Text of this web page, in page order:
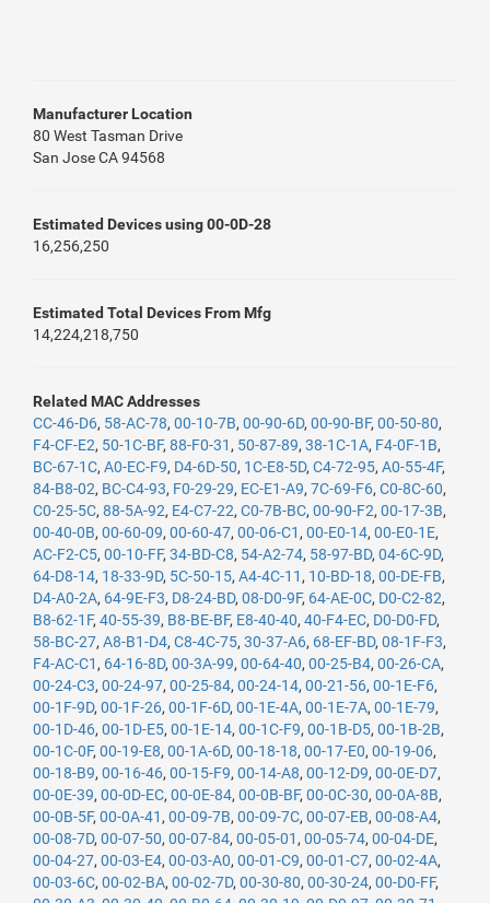
Manufacturer Location
80 West Tasman Drive
San Jose CA 94568
Estimated Devices using 00-0D-28
16,256,250
Estimated Total Devices From Mfg
14,224,218,750
Related MAC Addresses
CC-46-D6, 58-AC-78, 00-10-7B, 00-90-6D, 00-90-BF, 00-50-80,
F4-CF-E2, 50-1C-BF, 88-F0-31 , 50-87-89, 38-1C-1A, F4-0F-1B,
BC-67-1C, A0-EC-F9, D4-6D-50, 1C-E8-5D, C4-72-95, A0-55-4F,
84-B8-02, BC-C4-93, F0-29-29, EC-E1-A9, 7C-69-F6, C0-8C-60,
C0-25-5C, 88-5A-92, E4-C7-22, C0-7B-BC, 00-90-F2, 00-17-3B,
00-40-0B, 00-60-09, 00-60-47, 00-06-C1 , 00-E0-14, 00-E0-1E,
AC-F2-C5, 00-10-FF, 34-BD-C8, 54-A2-74, 58-97-BD, 04-6C-9D,
64-D8-14, 18-33-9D, 5C-50-15, A4-4C-11 , 10-BD-18, 00-DE-FB,
D4-A0-2A, 64-9E-F3, D8-24-BD, 08-D0-9F, 64-AE-0C, D0-C2-82,
B8-62-1F, 40-55-39, B8-BE-BF, E8-40-40, 40-F4-EC, D0-D0-FD,
58-BC-27, A8-B1-D4, C8-4C-75, 30-37-A6, 68-EF-BD, 08-1F-F3,
F4-AC-C1 , 64-16-8D, 00-3A-99, 00-64-40, 00-25-B4, 00-26-CA,
00-24-C3, 00-24-97, 00-25-84, 00-24-14, 00-21-56, 00-1E-F6,
00-1F-9D, 00-1F-26, 00-1F-6D, 00-1E-4A, 00-1E-7A, 00-1E-79,
00-1D-46, 00-1D-E5, 00-1E-14, 00-1C-F9, 00-1B-D5, 00-1B-2B,
00-1C-0F, 00-19-E8, 00-1A-6D, 00-18-18, 00-17-E0, 00-19-06,
00-18-B9, 00-16-46, 00-15-F9, 00-14-A8, 00-12-D9, 00-0E-D7,
00-0E-39, 00-0D-EC, 00-0E-84, 00-0B-BF, 00-0C-30, 00-0A-8B,
00-0B-5F, 00-0A-41 , 00-09-7B, 00-09-7C, 00-07-EB, 00-08-A4,
00-08-7D, 00-07-50, 00-07-84, 00-05-01 , 00-05-74, 00-04-DE,
00-04-27, 00-03-E4, 00-03-A0, 00-01-C9, 00-01-C7, 00-02-4A,
00-03-6C, 00-02-BA, 00-02-7D, 00-30-80, 00-30-24, 00-D0-FF,